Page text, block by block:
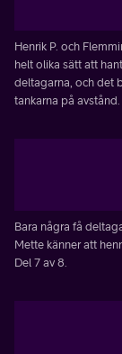
Henrik P. och
helt olika sätt att
deltagarna, och det
tankarna på avstånd.
Bara några få
Mette känner att
Del 7 av 8.